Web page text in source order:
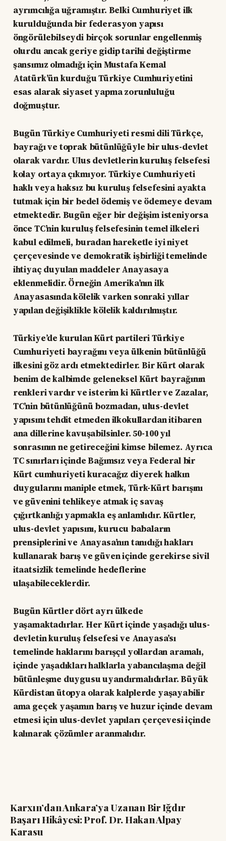
ayrımcılığa uğramıştır. Belki Cumhuriyet ilk
kurulduğunda bir federasyon yapısı
öngörülebilseydi birçok sorunlar engellenmiş
olurdu ancak geriye gidip tarihi değiştirme
şansımız olmadığı için Mustafa Kemal
Atatürk’ün kurduğu Türkiye Cumhuriyetini
esas alarak siyaset yapma zorunluluğu
doğmuştur.
Bugün Türkiye Cumhuriyeti resmi dili Türkçe,
bayrağı ve toprak bütünlüğüyle bir ulus-devlet
olarak vardır. Ulus devletlerin kuruluş felsefesi
kolay ortaya çıkmıyor. Türkiye Cumhuriyeti
haklı veya haksız bu kuruluş felsefesini ayakta
tutmak için bir bedel ödemiş ve ödemeye devam
etmektedir. Bugün eğer bir değişim isteniyorsa
önce TC’nin kuruluş felsefesinin temel ilkeleri
kabul edilmeli, buradan hareketle iyi niyet
çerçevesinde ve demokratik işbirliği temelinde
ihtiyaç duyulan maddeler Anayasaya
eklenmelidir. Örneğin Amerika’nın ilk
Anayasasında kölelik varken sonraki yıllar
yapılan değişiklikle kölelik kaldırılmıştır.
Türkiye’de kurulan Kürt partileri Türkiye
Cumhuriyeti bayrağını veya ülkenin bütünlüğü
ilkesini göz ardı etmektedirler. Bir Kürt olarak
benim de kalbimde geleneksel Kürt bayrağının
renkleri vardır ve isterim ki Kürtler ve Zazalar,
TC’nin bütünlüğünü bozmadan, ulus-devlet
yapısını tehdit etmeden ilkokullardan itibaren
ana dillerine kavuşabilsinler. 50-100 yıl
sonrasının ne getireceğini kimse bilemez. Ayrıca
TC sınırları içinde Bağımsız veya Federal bir
Kürt cumhuriyeti kuracağız diyerek halkın
duygularını maniple etmek, Türk-Kürt barışını
ve güvenini tehlikeye atmak iç savaş
çığırtkanlığı yapmakla eş anlamlıdır. Kürtler,
ulus-devlet yapısını, kurucu babaların
prensiplerini ve Anayasa’nın tanıdığı hakları
kullanarak barış ve güven içinde gerekirse sivil
itaatsizlik temelinde hedeflerine
ulaşabileceklerdir.
Bugün Kürtler dört ayrı ülkede
yaşamaktadırlar. Her Kürt içinde yaşadığı ulus-
devletin kuruluş felsefesi ve Anayasa’sı
temelinde haklarını barışçıl yollardan aramalı,
içinde yaşadıkları halklarla yabancılaşma değil
bütünleşme duygusu uyandırmalıdırlar. Büyük
Kürdistan ütopya olarak kalplerde yaşayabilir
ama geçek yaşamın barış ve huzur içinde devam
etmesi için ulus-devlet yapıları çerçevesi içinde
kalınarak çözümler aranmalıdır.
Karxın’dan Ankara’ya Uzanan Bir Iğdır
Başarı Hikâyesi: Prof. Dr. Hakan Alpay
Karasu